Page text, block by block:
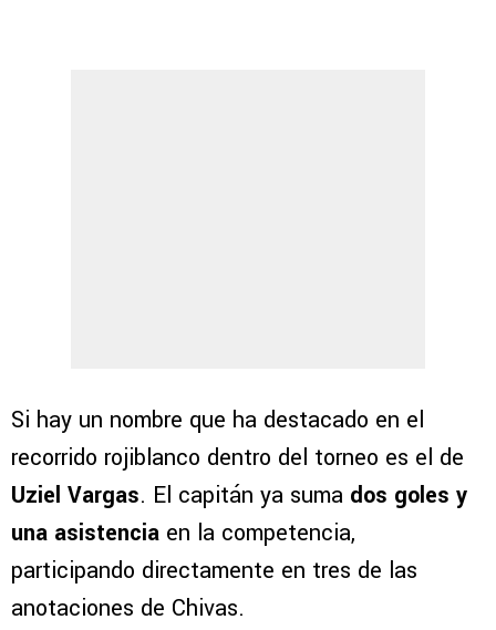
Si hay un nombre que ha destacado en el
recorrido rojiblanco dentro del torneo es el de
Uziel Vargas. El capitán ya suma dos goles y
una asistencia en la competencia,
participando directamente en tres de las
anotaciones de Chivas.